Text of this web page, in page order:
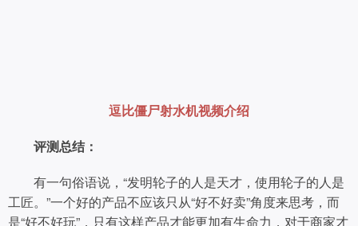
逗比僵尸射水机视频介绍
评测总结：
有一句俗语说，“发明轮子的人是天才，使用轮子的人是
工匠。”一个好的产品不应该只从“好不好卖”角度来思考，而
是“好不好玩”，只有这样产品才能更加有生命力，对于商家才